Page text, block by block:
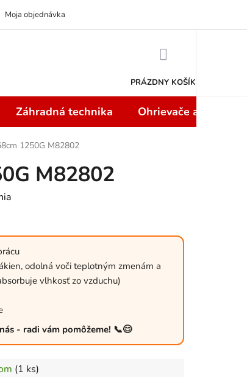
Moja objednávka
PRÁZDNY KOŠÍK
Záhradná technika Ohrievače a
1250G M82802
M82802
odolná voči teplotným zmenám a
vlhkosť zo vzduchu)
- radi vám pomôžeme! 📞😊
(1 ks)